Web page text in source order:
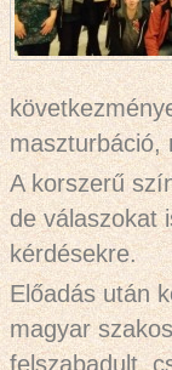
maszturbáció,
A korszerű
de válaszokat
kérdésekre.
Előadás után
magyar
felszabadult,